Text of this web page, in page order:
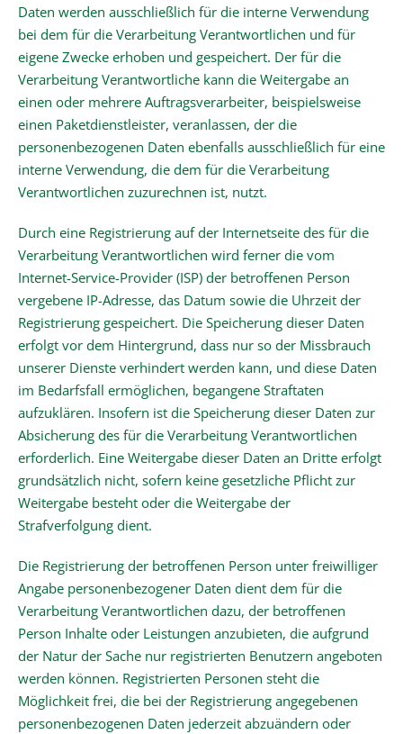
Daten werden ausschließlich für die interne Verwendung
bei dem für die Verarbeitung Verantwortlichen und für
eigene Zwecke erhoben und gespeichert. Der für die
Verarbeitung Verantwortliche kann die Weitergabe an
einen oder mehrere Auftragsverarbeiter, beispielsweise
einen Paketdienstleister, veranlassen, der die
personenbezogenen Daten ebenfalls ausschließlich für eine
interne Verwendung, die dem für die Verarbeitung
Verantwortlichen zuzurechnen ist, nutzt.
Durch eine Registrierung auf der Internetseite des für die
Verarbeitung Verantwortlichen wird ferner die vom
Internet-Service-Provider (ISP) der betroffenen Person
vergebene IP-Adresse, das Datum sowie die Uhrzeit der
Registrierung gespeichert. Die Speicherung dieser Daten
erfolgt vor dem Hintergrund, dass nur so der Missbrauch
unserer Dienste verhindert werden kann, und diese Daten
im Bedarfsfall ermöglichen, begangene Straftaten
aufzuklären. Insofern ist die Speicherung dieser Daten zur
Absicherung des für die Verarbeitung Verantwortlichen
erforderlich. Eine Weitergabe dieser Daten an Dritte erfolgt
grundsätzlich nicht, sofern keine gesetzliche Pflicht zur
Weitergabe besteht oder die Weitergabe der
Strafverfolgung dient.
Die Registrierung der betroffenen Person unter freiwilliger
Angabe personenbezogener Daten dient dem für die
Verarbeitung Verantwortlichen dazu, der betroffenen
Person Inhalte oder Leistungen anzubieten, die aufgrund
der Natur der Sache nur registrierten Benutzern angeboten
werden können. Registrierten Personen steht die
Möglichkeit frei, die bei der Registrierung angegebenen
personenbezogenen Daten jederzeit abzuändern oder